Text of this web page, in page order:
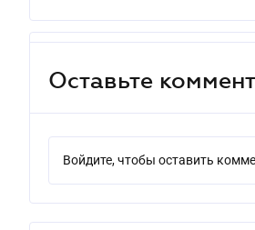
Оставьте
Войдите, чтобы оставить